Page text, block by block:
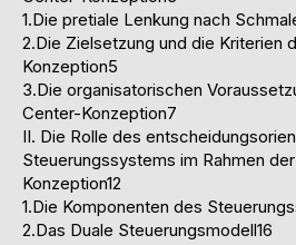
1.Die pretiale Lenkung nach
2.Die Zielsetzung und die Kriterien
Konzeption5
3.Die organisatorischen
Center-Konzeption7
II. Die Rolle des
Steuerungssystems im Rahmen
Konzeption12
1.Die Komponenten des
2.Das Duale Steuerungsmodell16